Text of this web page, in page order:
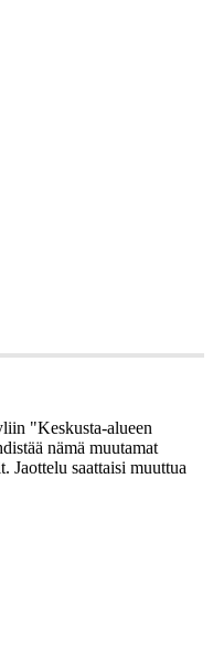
"Keskusta-alueen
nämä muutamat
Jaottelu saattaisi muuttua